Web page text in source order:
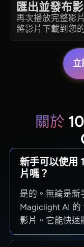
匯出並發布
再次播放完整影
將影片下載到您
立
關於
新手可以使用
片嗎？
是的。無論是新
Magiclight AI 的
影片。它能快速